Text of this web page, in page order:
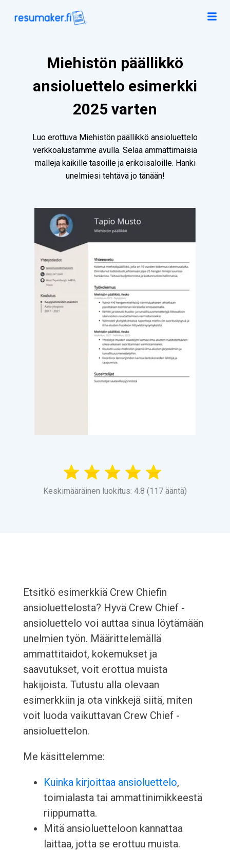
Miehistön päällikkö
ansioluettelo esimerkki
2025 varten
Luo erottuva Miehistön päällikkö ansioluettelo
verkkoalustamme avulla. Selaa ammattimaisia
malleja kaikille tasoille ja erikoisaloille. Hanki
unelmiesi tehtävä jo tänään!
Keskimääräinen luokitus: 4.8 (117 ääntä)
Etsitkö esimerkkiä Crew Chiefin
ansioluettelosta? Hyvä Crew Chief -
ansioluettelo voi auttaa sinua löytämään
unelmien työn. Määrittelemällä
ammattitaidot, kokemukset ja
saavutukset, voit erottua muista
hakijoista. Tutustu alla olevaan
esimerkkiin ja ota vinkkejä siitä, miten
voit luoda vaikuttavan Crew Chief -
ansioluettelon.
Me käsittelemme:
Kuinka kirjoittaa ansioluettelo,
toimialasta tai ammattinimikkeestä
riippumatta.
Mitä ansioluetteloon kannattaa
laittaa, jotta se erottuu muista.